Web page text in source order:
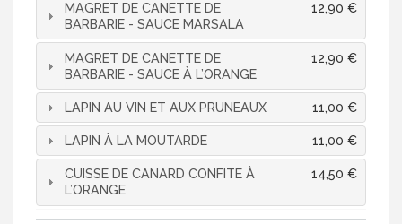
MAGRET DE CANETTE DE
BARBARIE - SAUCE MARSALA
12,90 €
MAGRET DE CANETTE DE
BARBARIE - SAUCE À L’ORANGE
12,90 €
LAPIN AU VIN ET AUX PRUNEAUX 11,00 €
LAPIN À LA MOUTARDE 11,00 €
CUISSE DE CANARD CONFITE À
L’ORANGE
14,50 €